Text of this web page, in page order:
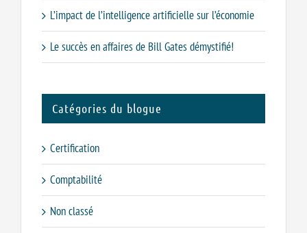
L’impact de l’intelligence artificielle sur l’économie
Le succès en affaires de Bill Gates démystifié!
Catégories du blogue
Certification
Comptabilité
Non classé